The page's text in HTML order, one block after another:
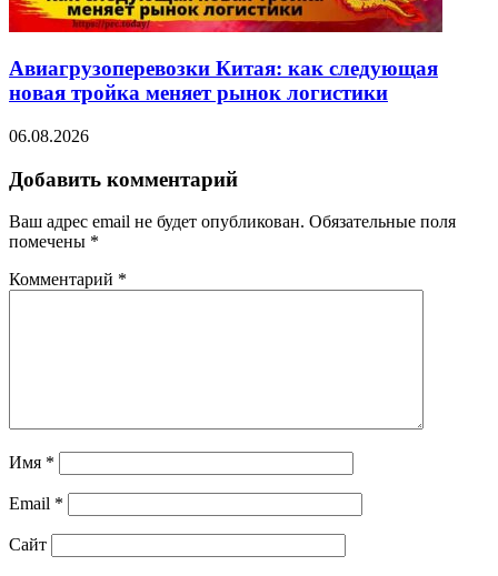
Авиагрузоперевозки Китая: как следующая
новая тройка меняет рынок логистики
06.08.2026
Добавить комментарий
Ваш адрес email не будет опубликован. Обязательные поля
помечены *
Комментарий *
Имя *
Email *
Сайт